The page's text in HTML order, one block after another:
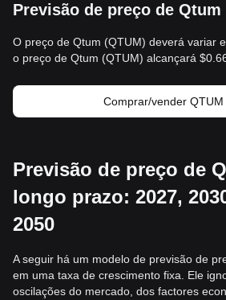
Previsão de preço de Qtum
O preço de Qtum (QTUM) deverá variar
o preço de Qtum (QTUM) alcançará
Comprar/vender QTUM
Previsão de preço de
longo prazo: 2027,
2050
A seguir há um modelo de previsão de
em uma taxa de crescimento fixa. Ele
oscilações do mercado, dos factores